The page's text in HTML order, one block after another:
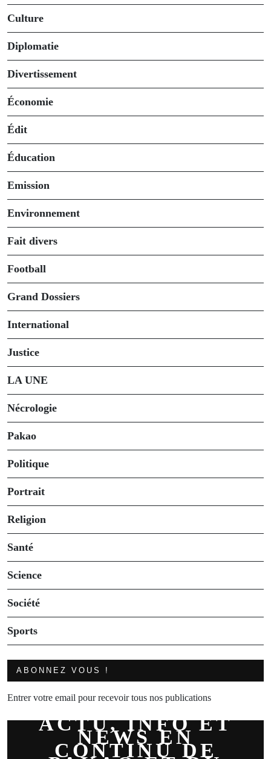
Culture
Diplomatie
Divertissement
Économie
Édit
Éducation
Emission
Environnement
Fait divers
Football
Grand Dossiers
International
Justice
LA UNE
Nécrologie
Pakao
Politique
Portrait
Religion
Santé
Science
Société
Sports
ABONNEZ VOUS !
Entrer votre email pour recevoir tous nos publications
ACTU, INFO ET
NEWS EN
CONTINU DE